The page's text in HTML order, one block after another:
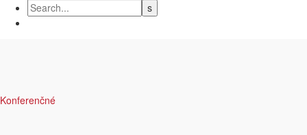
Konferenčné